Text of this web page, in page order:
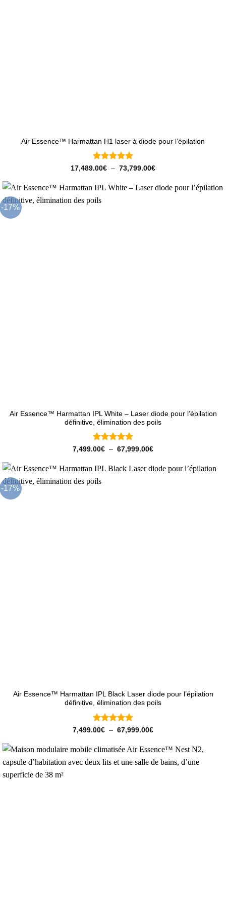
Air Essence™ Harmattan H1 laser à diode pour l’épilation
Note5 sur
17,489.00€ – 73,799.00€Plage
17,489.00€
-17%
Air Essence™ Harmattan IPL White – Laser diode pour l’épilation
définitive, élimination des poils
Note5 sur
7,499.00€ – 67,999.00€Plage
7,499.00€
-17%
Air Essence™ Harmattan IPL Black Laser diode pour l’épilation
définitive, élimination des poils
Note5 sur
7,499.00€ – 67,999.00€Plage
7,499.00€
67,999.00€